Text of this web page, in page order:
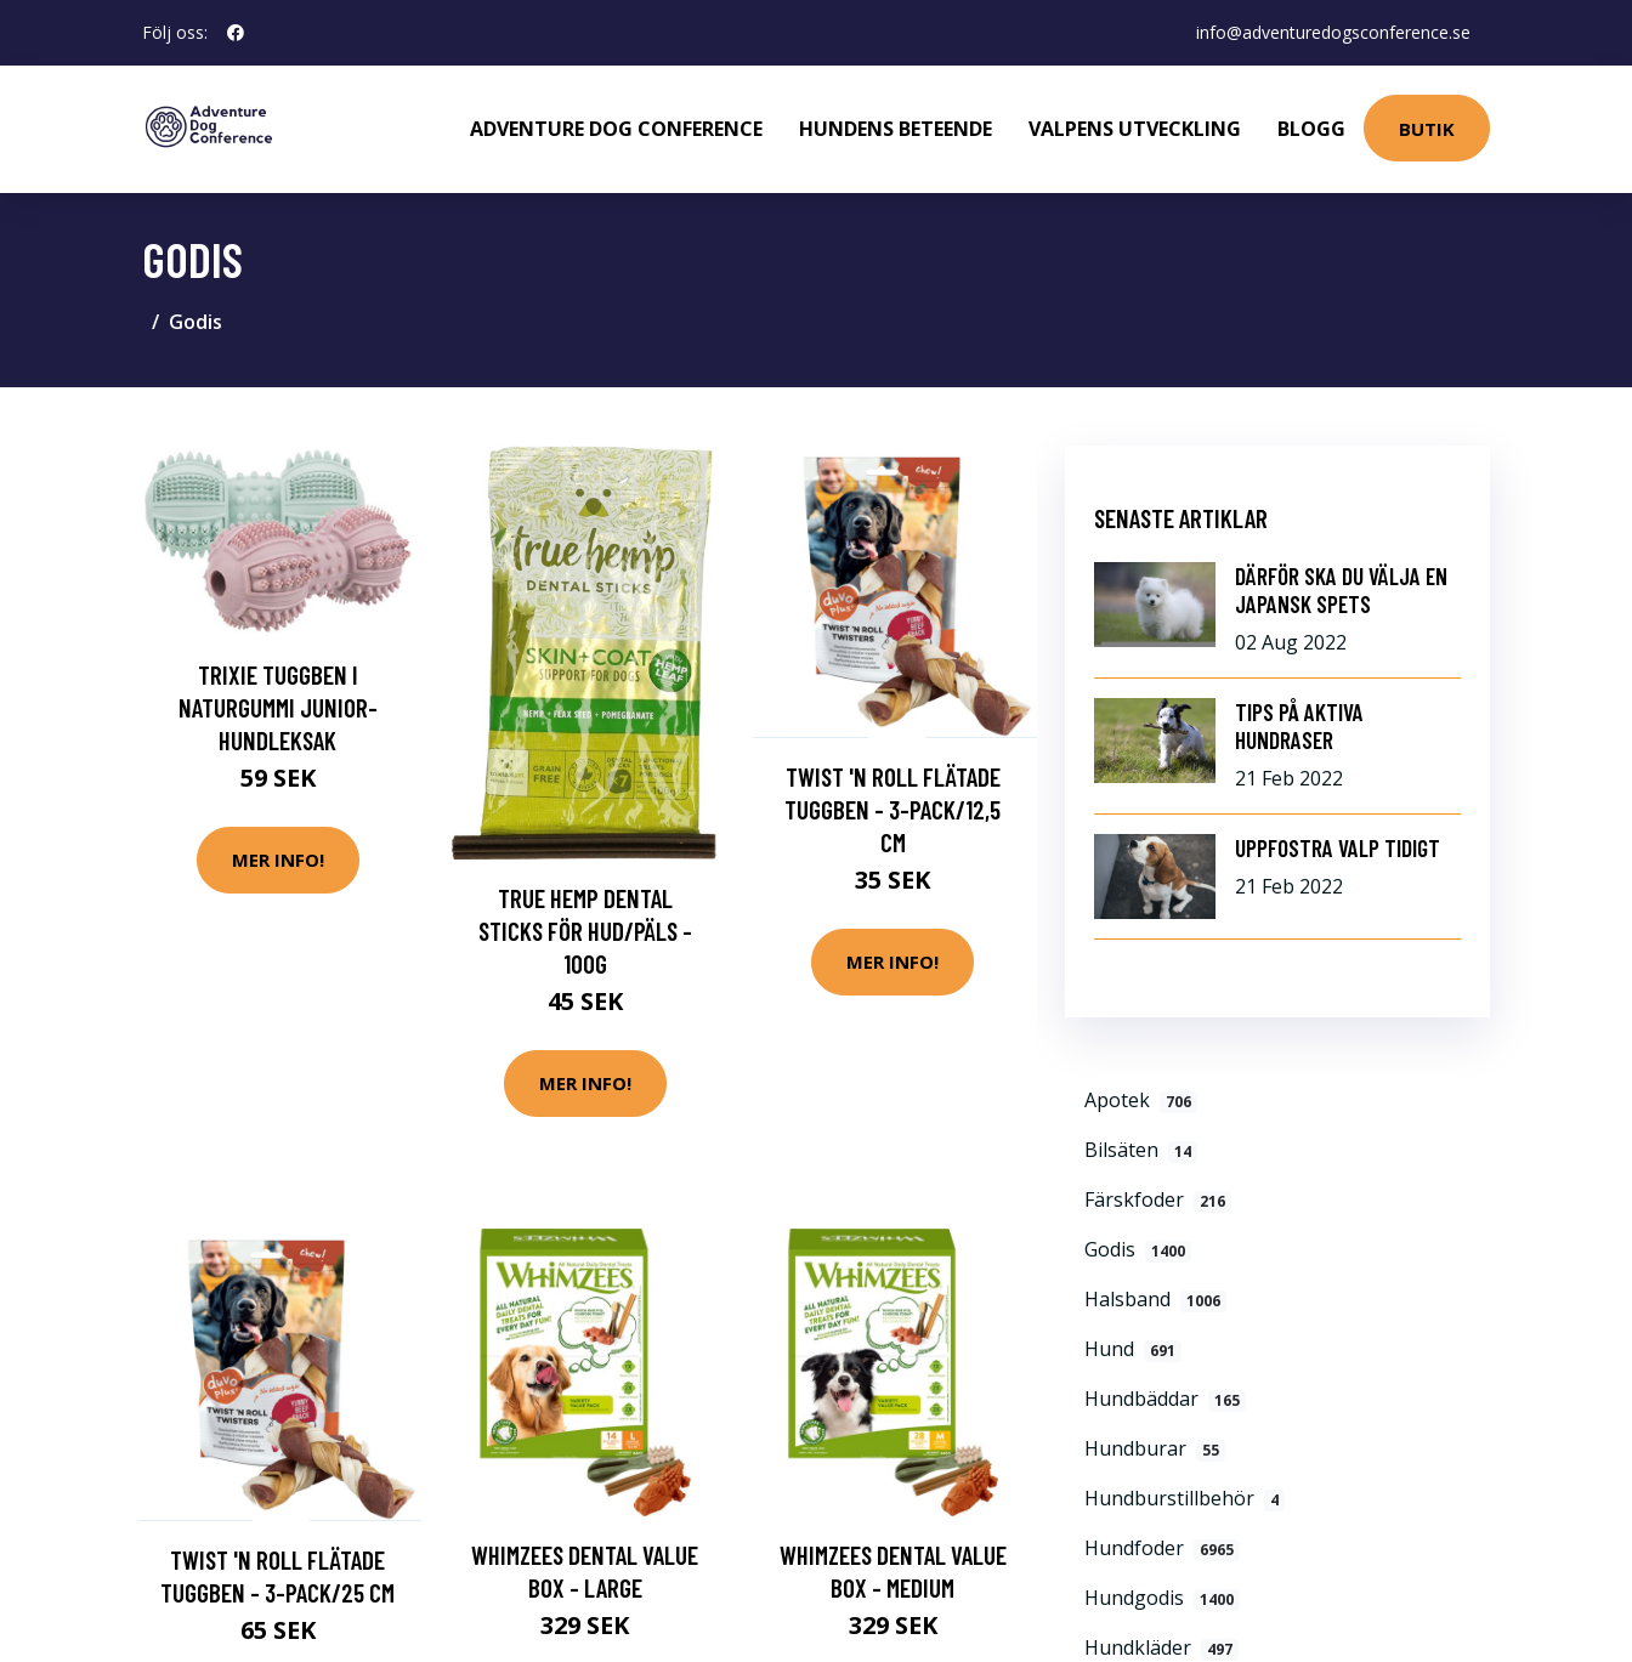
Följ oss: info@adventuredogsconference.se
ADVENTURE DOG CONFERENCE HUNDENS BETEENDE VALPENS UTVECKLING BLOGG BUTIK
GODIS
Godis
SENASTE ARTIKLAR
DÄRFÖR SKA DU VÄLJA EN
JAPANSK SPETS
02 Aug 2022
TIPS PÅ AKTIVA
HUNDRASER
21 Feb 2022
UPPFOSTRA VALP TIDIGT
21 Feb 2022
Apotek 706
Bilsäten 14
Färskfoder 216
Godis 1400
Halsband 1006
Hund 691
Hundbäddar 165
Hundburar 55
Hundburstillbehör 4
Hundfoder 6965
Hundgodis 1400
Hundkläder 497
TRIXIE TUGGBEN I
NATURGUMMI JUNIOR-
HUNDLEKSAK
59 SEK
MER INFO!
TRUE HEMP DENTAL
STICKS FÖR HUD/PÄLS -
100G
45 SEK
MER INFO!
TWIST 'N ROLL FLÄTADE
TUGGBEN - 3-PACK/12,5
CM
35 SEK
MER INFO!
TWIST 'N ROLL FLÄTADE
TUGGBEN - 3-PACK/25 CM
65 SEK
WHIMZEES DENTAL VALUE
BOX - LARGE
329 SEK
WHIMZEES DENTAL VALUE
BOX - MEDIUM
329 SEK